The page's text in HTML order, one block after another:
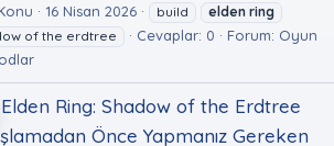
16 Nisan 2026 build elden ring
of the erdtree Cevaplar: 0 Forum: Oyun
Elden Ring: Shadow of the Erdtree
Önce Yapmanız Gereken